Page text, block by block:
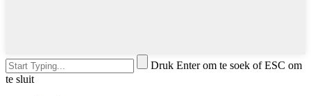
Druk Enter om te soek of ESC om
te sluit